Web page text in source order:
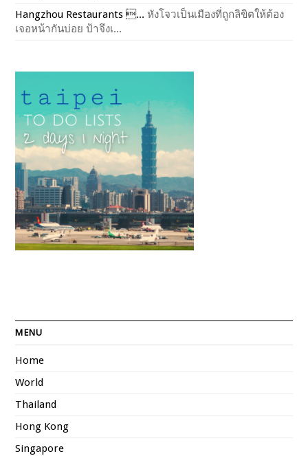
Hangzhou Restaurants ... หังโจวเป็นเมืองที่ถูกลิขิตให้ต้อง
เจอหน้ากันบ่อย ป้าจึงเ...
MENU
Home
World
Thailand
Hong Kong
Singapore